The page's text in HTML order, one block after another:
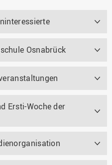
Osnabrück
Ersti-Woche der